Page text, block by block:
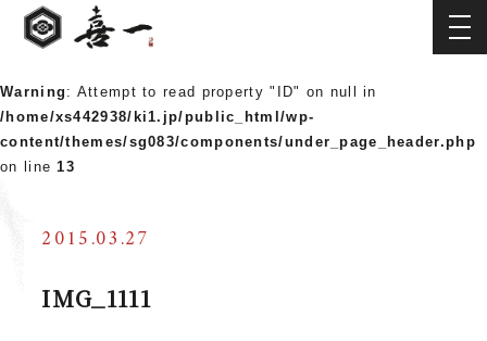
Warning : Attempt to read property "ID" on null in
/home/xs442938/ki1.jp/public_html/wp-
content/themes/sg083/components/under_page_header.php
on line13
2015.03.27
IMG_1111